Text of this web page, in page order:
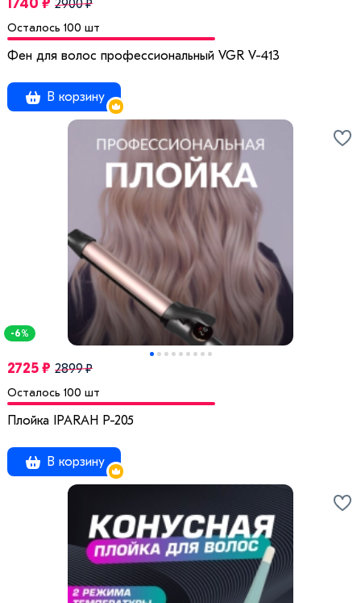
1740 ₽ 2900 ₽
Осталось 100 шт
Фен для волос профессиональный VGR V-413
В корзину
-6%
2725 ₽ 2899 ₽
Осталось 100 шт
Плойка IPARAH P-205
В корзину